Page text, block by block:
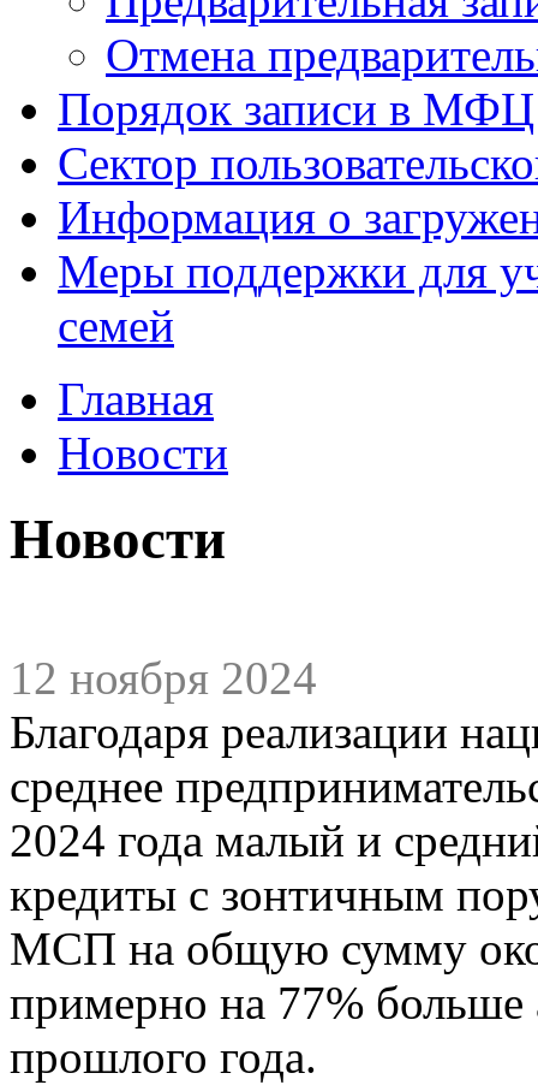
Отмена
Порядок записи в МФЦ
Сектор
Информация о
Меры поддержки для
семей
Главная
Новости
Новости
12 ноября 2024
Благодаря реализации
среднее
2024 года малый и
кредиты с зонтичным
МСП на общую сумму
примерно на 77% больше
прошлого года.